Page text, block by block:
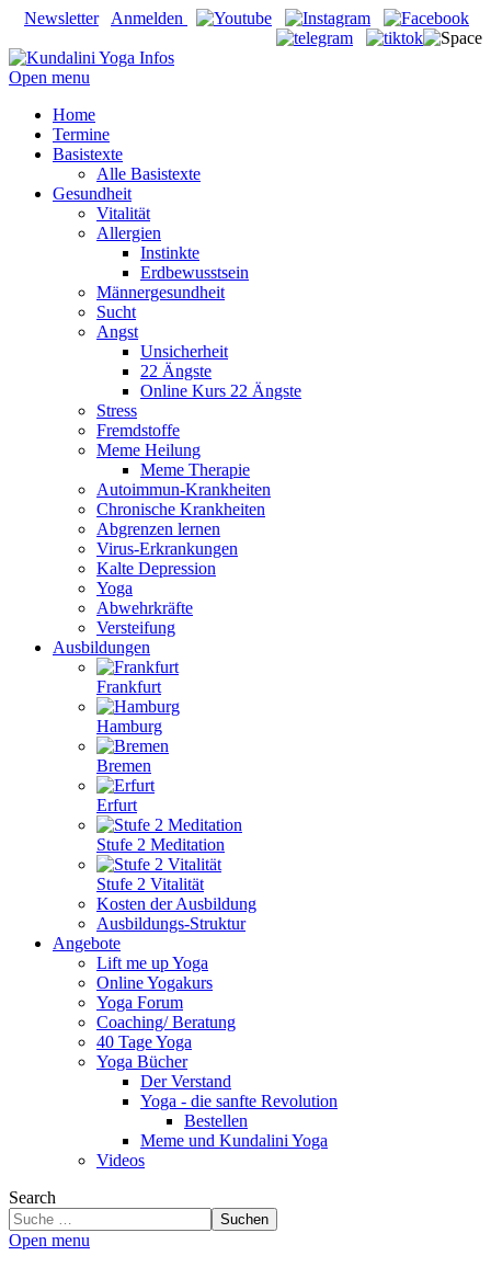
Newsletter Anmelden
Open menu
Home
Termine
Basistexte
Alle Basistexte
Gesundheit
Vitalität
Allergien
Instinkte
Erdbewusstsein
Männergesundheit
Sucht
Angst
Unsicherheit
22 Ängste
Online Kurs 22 Ängste
Stress
Fremdstoffe
Meme Heilung
Meme Therapie
Autoimmun-Krankheiten
Chronische Krankheiten
Abgrenzen lernen
Virus-Erkrankungen
Kalte Depression
Yoga
Abwehrkräfte
Versteifung
Ausbildungen
Frankfurt
Hamburg
Bremen
Erfurt
Stufe 2 Meditation
Stufe 2 Vitalität
Kosten der Ausbildung
Ausbildungs-Struktur
Angebote
Lift me up Yoga
Online Yogakurs
Yoga Forum
Coaching/ Beratung
40 Tage Yoga
Yoga Bücher
Der Verstand
Yoga - die sanfte Revolution
Bestellen
Meme und Kundalini Yoga
Videos
Search
Suchen
Open menu